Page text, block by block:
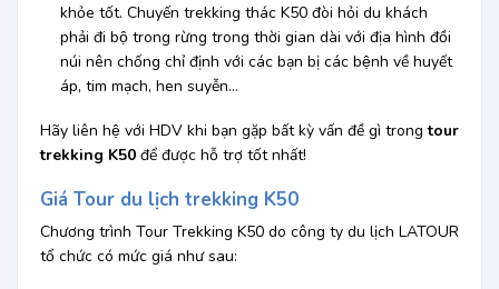
khỏe tốt. Chuyến trekking thác K50 đòi hỏi du khách
phải đi bộ trong rừng trong thời gian dài với địa hình đồi
núi nên chống chỉ định với các bạn bị các bệnh về huyết
áp, tim mạch, hen suyễn…
Hãy liên hệ với HDV khi bạn gặp bất kỳ vấn đề gì trongtour
trekking K50để được hỗ trợ tốt nhất!
Giá Tour du lịch trekking K50
Chương trình Tour Trekking K50 do công ty du lịch LATOUR
tổ chức có mức giá như sau: